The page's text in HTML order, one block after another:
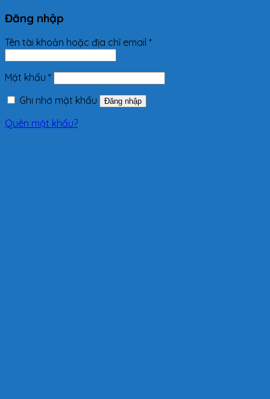
Đăng nhập
Tên tài khoản hoặc địa chỉ email *
Mật khẩu *
Ghi nhớ mật khẩu
Đăng nhập
Quên mật khẩu?